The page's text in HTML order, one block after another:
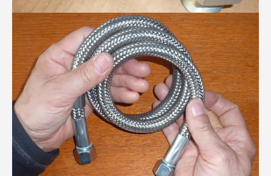
PTFE-Wellschlauch mit verdeckter Stützspirale...